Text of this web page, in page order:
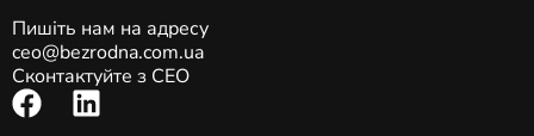
Пишіть нам на адресу
ceo@bezrodna.com.ua
Сконтактуйте з CEO